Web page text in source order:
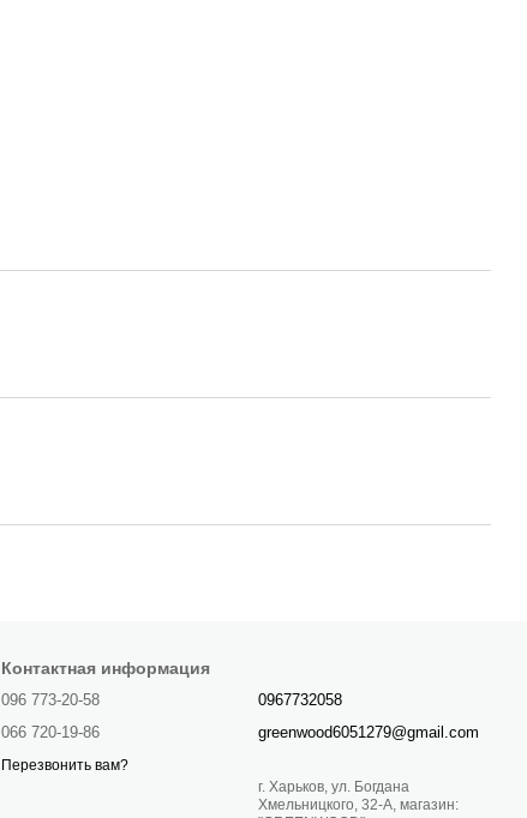
Контактная информация
096 773-20-58
066 720-19-86
Перезвонить вам?
0967732058
greenwood6051279@gmail.com
г. Харьков, ул. Богдана
Хмельницкого, 32-А, магазин: